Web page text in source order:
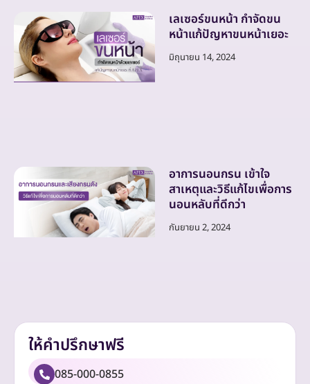
เลเซอร์ขนหน้า กำจัดขน
หน้าแก้ปัญหาขนหน้าเยอะ
มิถุนายน 14, 2024
อาการนอนกรน เข้าใจ
สาเหตุและวิธีแก้ไขเพื่อการ
นอนหลับที่ดีกว่า
กันยายน 2, 2024
ให้คำปรึกษาฟรี
085-000-0855